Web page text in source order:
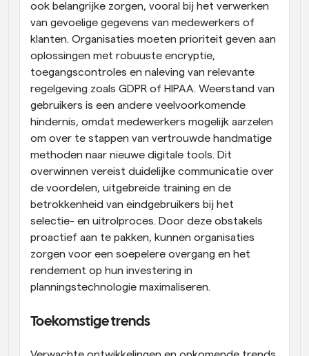
ook belangrijke zorgen, vooral bij het verwerken
van gevoelige gegevens van medewerkers of
klanten. Organisaties moeten prioriteit geven aan
oplossingen met robuuste encryptie,
toegangscontroles en naleving van relevante
regelgeving zoals GDPR of HIPAA. Weerstand van
gebruikers is een andere veelvoorkomende
hindernis, omdat medewerkers mogelijk aarzelen
om over te stappen van vertrouwde handmatige
methoden naar nieuwe digitale tools. Dit
overwinnen vereist duidelijke communicatie over
de voordelen, uitgebreide training en de
betrokkenheid van eindgebruikers bij het
selectie- en uitrolproces. Door deze obstakels
proactief aan te pakken, kunnen organisaties
zorgen voor een soepelere overgang en het
rendement op hun investering in
planningstechnologie maximaliseren.
Toekomstige trends